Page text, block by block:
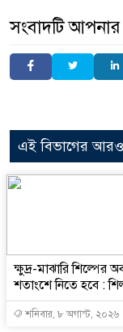
সংবাদটি
এই বিভাগের
ক্ষুদ্র-মাঝারি শিল্পের
শতাংশে নিতে হবে :
শনিবার, ৮ অগাস্ট, ২০২৬